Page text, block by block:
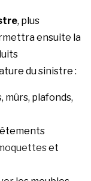
, plus
ensuite la
du sinistre :
plafonds,
et